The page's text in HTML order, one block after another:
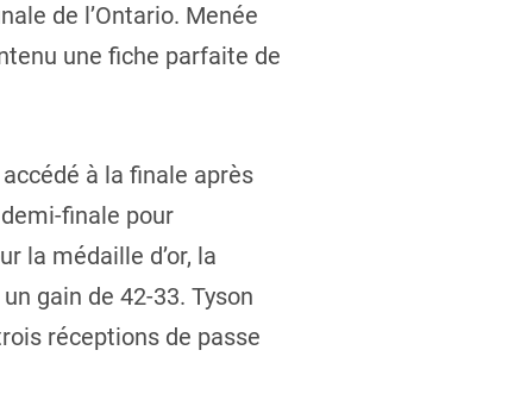
de l’Ontario. Menée
une fiche parfaite de
à la finale après
finale pour
la médaille d’or, la
gain de 42-33. Tyson
réceptions de passe